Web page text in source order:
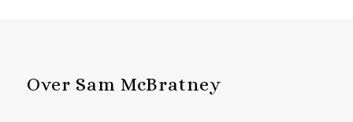
Over Sam McBratney